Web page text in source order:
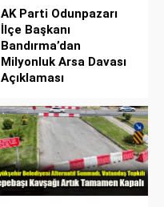
AK Parti Odunpazarı
İlçe Başkanı
Bandırma’dan
Milyonluk Arsa Davası
Açıklaması